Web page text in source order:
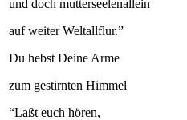
und doch mutterseelenallein
auf weiter Weltallflur.”
Du hebst Deine Arme
zum gestirnten Himmel
“Laßt euch hören,